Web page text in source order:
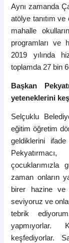
Aynı zamanda
atölye tanıtım
mahalle
programları ve
2019 yılında
toplamda 27 bin
Başkan
yeteneklerini
Selçuklu
eğitim öğretim
geldiklerini
çocuklarımızla
zaman onların
birer hazine ve
seviyoruz ve
tebrik
yapmıyorlar.
keşfediyorlar.